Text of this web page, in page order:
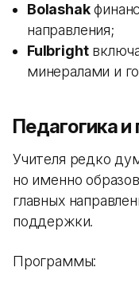
Bolashak
направления;
Fulbright
минералами и
Педагогика
Учителя редко
но именно
главных
поддержки.
Программы: